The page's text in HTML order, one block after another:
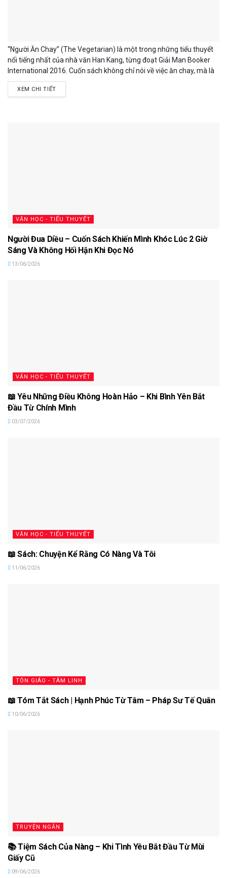
“Người Ăn Chay” (The Vegetarian) là một trong những tiểu thuyết
nổi tiếng nhất của nhà văn Han Kang, từng đoạt Giải Man Booker
International 2016. Cuốn sách không chỉ nói về việc ăn chay, mà là
biểu tượng cho khát vọng được sống thật với chính mình, được
thoát khỏi những ràng buộc vô hình của xã hội và gia đình. Nhân
XEM CHI TIẾT
VĂN HỌC - TIỂU THUYẾT
Người Đua Diều – Cuốn Sách Khiến Mình Khóc Lúc 2 Giờ
Sáng Và Không Hối Hận Khi Đọc Nó
13/06/2026
VĂN HỌC - TIỂU THUYẾT
📖 Yêu Những Điều Không Hoàn Hảo – Khi Bình Yên Bắt
Đầu Từ Chính Mình
03/07/2026
VĂN HỌC - TIỂU THUYẾT
📖 Sách: Chuyện Kể Rằng Có Nàng Và Tôi
11/06/2026
TÔN GIÁO - TÂM LINH
📖 Tóm Tắt Sách | Hạnh Phúc Từ Tâm – Pháp Sư Tế Quân
10/06/2026
TRUYỆN NGẮN
📚 Tiệm Sách Của Nàng – Khi Tình Yêu Bắt Đầu Từ Mùi
Giấy Cũ
09/06/2026